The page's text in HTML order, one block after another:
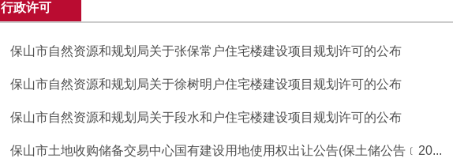
行政许可
保山市自然资源和规划局关于张保常户住宅楼建设项目规划许可的公布
保山市自然资源和规划局关于徐树明户住宅楼建设项目规划许可的公布
保山市自然资源和规划局关于段水和户住宅楼建设项目规划许可的公布
保山市土地收购储备交易中心国有建设用地使用权出让公告(保土储公告﹝20...